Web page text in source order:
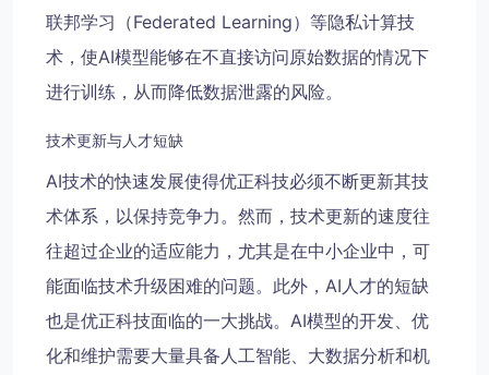
联邦学习（Federated Learning）等隐私计算技
术，使AI模型能够在不直接访问原始数据的情况下
进行训练，从而降低数据泄露的风险。
技术更新与人才短缺
AI技术的快速发展使得优正科技必须不断更新其技
术体系，以保持竞争力。然而，技术更新的速度往
往超过企业的适应能力，尤其是在中小企业中，可
能面临技术升级困难的问题。此外，AI人才的短缺
也是优正科技面临的一大挑战。AI模型的开发、优
化和维护需要大量具备人工智能、大数据分析和机